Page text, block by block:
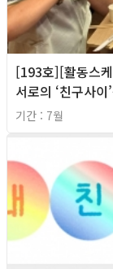
[193호][활동스
서로의 ‘친구사
기간 : 7월